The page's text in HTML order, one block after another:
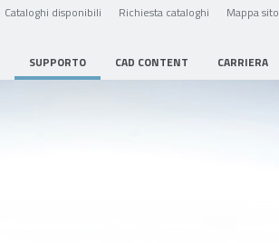
Cataloghi disponibili Richiesta cataloghi Mappa sito
SUPPORTO CAD CONTENT CARRIERA